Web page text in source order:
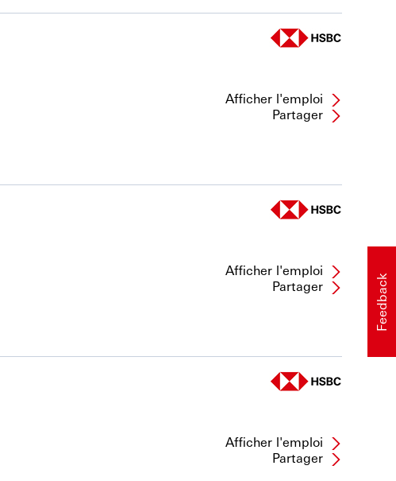
Afficher l'emploi
Partager
Afficher l'emploi
Partager
Afficher l'emploi
Partager
Feedback